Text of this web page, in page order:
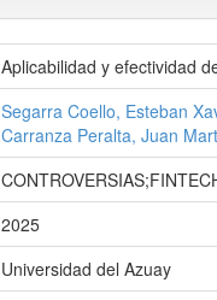
Aplicabilidad y efectividad
Segarra Coello, Esteban
Carranza Peralta, Juan
2025
Universidad del Azuay